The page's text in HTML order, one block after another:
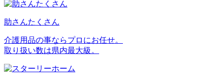
助さんたくさん
介護用品の事ならプロにお任せ。
取り扱い数は県内最大級。